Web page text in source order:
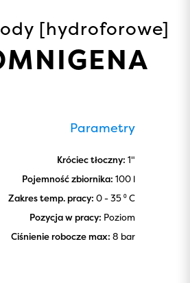
[hydroforowe]
Parametry
Króciec tłoczny: 1"
Pojemność zbiornika: 100 l
Zakres temp. pracy: 0 - 35 ⁰ C
Pozycja w pracy: Poziom
Ciśnienie robocze max: 8 bar